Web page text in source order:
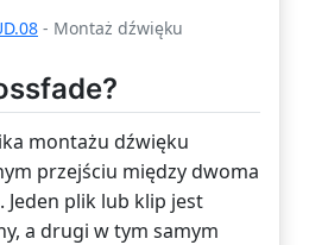
- Montaż dźwięku
montażu dźwięku
przejściu między dwoma
plik lub klip jest
a drugi w tym samym